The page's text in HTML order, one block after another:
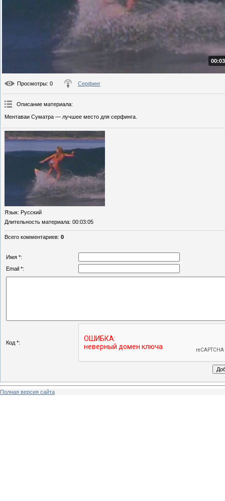
Просмотры: 0 Серфинг
Описание материала:
Ментаваи Суматра — лучшее место для серфинга.
Язык: Русский
Длительность материала: 00:03:05
Всего комментариев: 0
Имя *:
Email *:
Код *:
Полная версия сайта